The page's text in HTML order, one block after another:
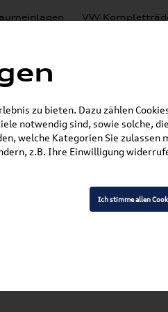
VW
Flüssigkeiten,
zu bieten. Dazu zählen
notwendig sind, sowie solche,
welche Kategorien Sie zulassen
z.B. Ihre Einwilligung
Ich stimme allen